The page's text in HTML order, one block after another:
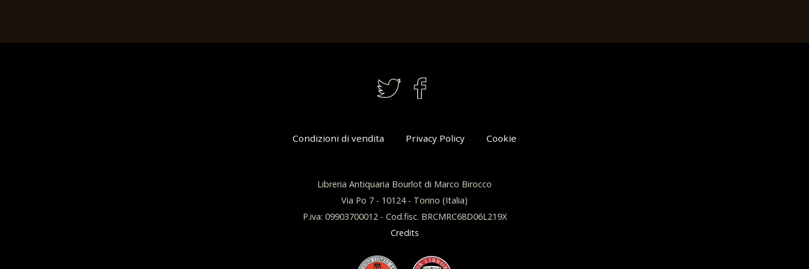
Condizioni di vendita Privacy Policy Cookie
Libreria Antiquaria Bourlot di Marco Birocco
Via Po 7 - 10124 - Torino (Italia)
P.iva: 09903700012 - Cod.fisc. BRCMRC68D06L219X
Credits